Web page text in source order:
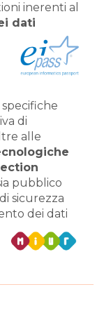
inerenti al
dati
di
alle
pubblico
sicurezza
dei dati